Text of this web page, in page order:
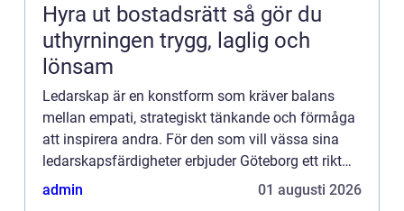
Hyra ut bostadsrätt så gör du
uthyrningen trygg, laglig och
lönsam
Ledarskap är en konstform som kräver balans
mellan empati, strategiskt tänkande och förmåga
att inspirera andra. För den som vill vässa sina
ledarskapsfärdigheter erbjuder Göteborg ett rikt
utbud av ledar...
admin 01 augusti 2026